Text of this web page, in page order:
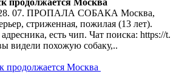
28. 07. ПРОПАЛА СОБАКА Москва,
стриженная, пожилая (13 лет).
есть чип. Чат поиска: https://t.
видели похожую собаку,..
продолжается Москва